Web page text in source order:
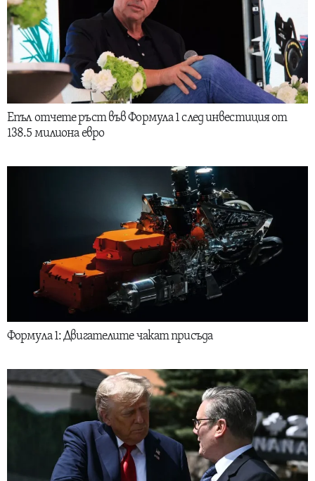
Епъл отчете ръст във Формула 1 след инвестиция от
138.5 милиона евро
Формула 1: Двигателите чакат присъда